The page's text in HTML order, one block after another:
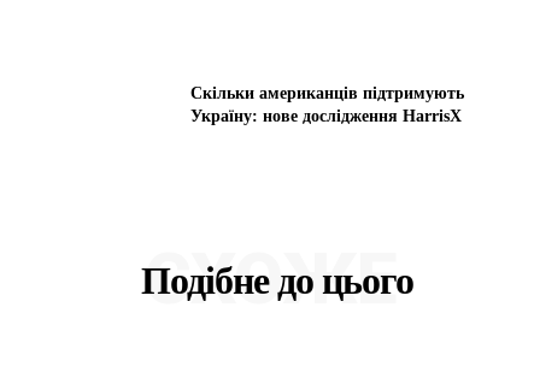
Скільки американців підтримують
Україну: нове дослідження HarrisX
Подібне до цього
СХОЖЕ